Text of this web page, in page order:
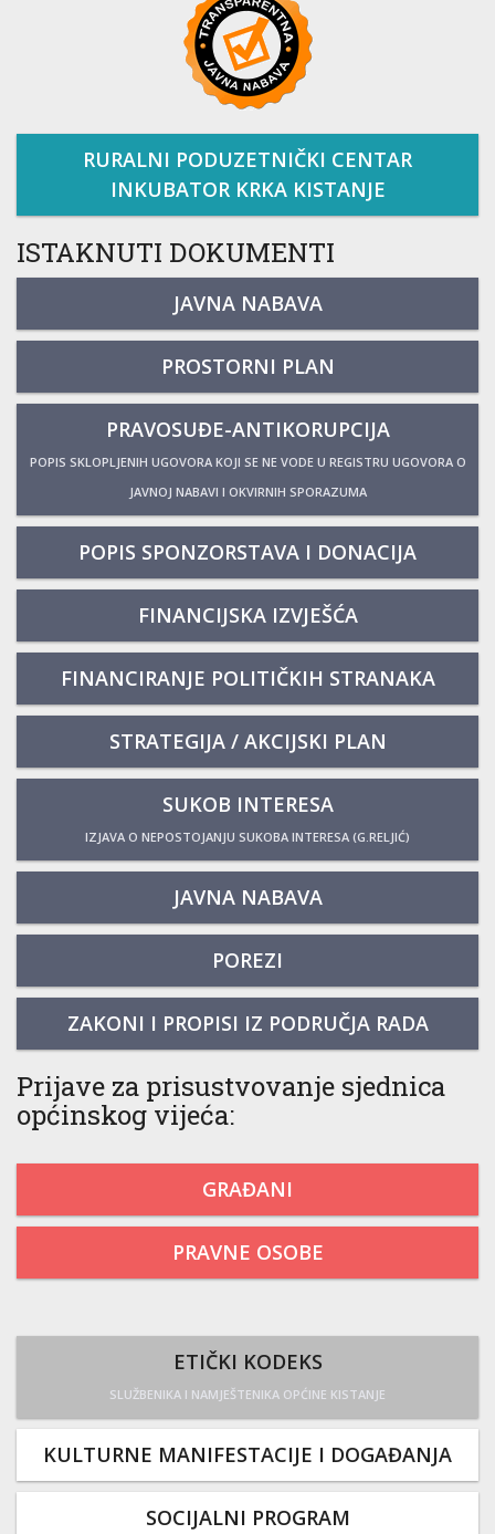
RURALNI PODUZETNIČKI CENTAR
INKUBATOR KRKA KISTANJE
ISTAKNUTI DOKUMENTI
JAVNA NABAVA
PROSTORNI PLAN
PRAVOSUĐE-ANTIKORUPCIJA
POPIS SKLOPLJENIH UGOVORA KOJI SE NE VODE U REGISTRU UGOVORA O
JAVNOJ NABAVI I OKVIRNIH SPORAZUMA
POPIS SPONZORSTAVA I DONACIJA
FINANCIJSKA IZVJEŠĆA
FINANCIRANJE POLITIČKIH STRANAKA
STRATEGIJA / AKCIJSKI PLAN
SUKOB INTERESA
IZJAVA O NEPOSTOJANJU SUKOBA INTERESA (G.RELJIĆ)
JAVNA NABAVA
POREZI
ZAKONI I PROPISI IZ PODRUČJA RADA
Prijave za prisustvovanje sjednica
općinskog vijeća:
GRAĐANI
PRAVNE OSOBE
ETIČKI KODEKS
SLUŽBENIKA I NAMJEŠTENIKA OPĆINE KISTANJE
KULTURNE MANIFESTACIJE I DOGAĐANJA
SOCIJALNI PROGRAM